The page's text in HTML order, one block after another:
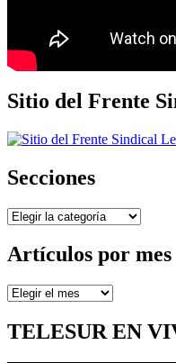
Sitio del Frente
Secciones
Secciones
Artículos por mes
Artículos
mes
TELESUR EN